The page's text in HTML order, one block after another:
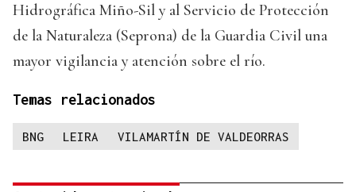
Hidrográfica Miño-Sil y al Servicio de Protección
de la Naturaleza (Seprona) de la Guardia Civil una
mayor vigilancia y atención sobre el río.
Temas relacionados
BNG LEIRA VILAMARTÍN DE VALDEORRAS